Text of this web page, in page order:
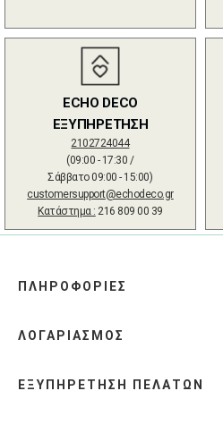
ECHO DECO
ΕΞΥΠΗΡΕΤΗΣΗ
2102724044
(09:00 - 17:30 /
Σάββατο 09:00 - 15:00)
customersupport@echodeco.gr
Κατάστημα : 216 809 00 39
ΠΛΗΡΟΦΟΡΙΕΣ
ΛΟΓΑΡΙΑΣΜΟΣ
ΕΞΥΠΗΡΕΤΗΣΗ ΠΕΛΑΤΩΝ